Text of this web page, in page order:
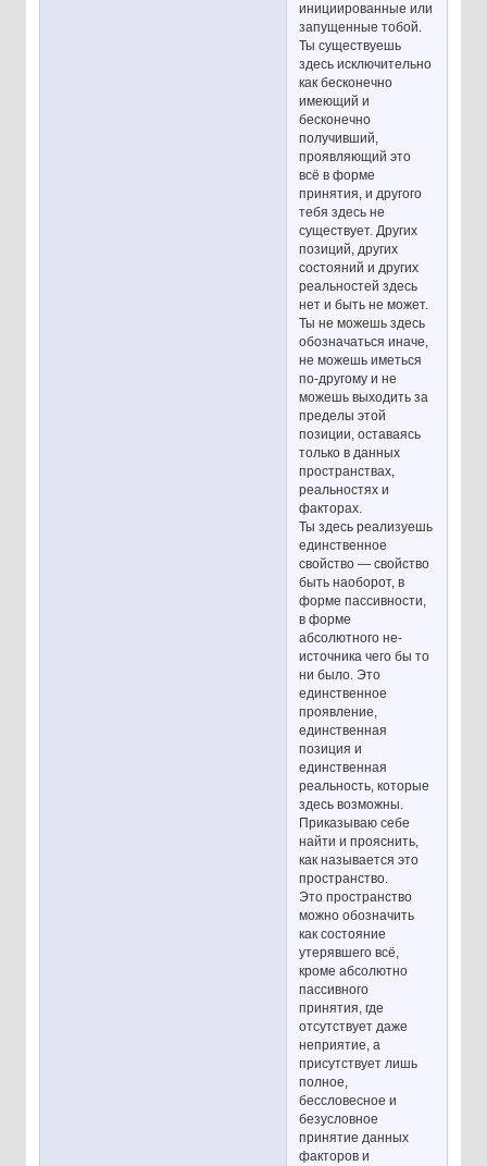
инициированные или
запущенные тобой.
Ты существуешь
здесь исключительно
как бесконечно
имеющий и
бесконечно
получивший,
проявляющий это
всё в форме
принятия, и другого
тебя здесь не
существует. Других
позиций, других
состояний и других
реальностей здесь
нет и быть не может.
Ты не можешь здесь
обозначаться иначе,
не можешь иметься
по-другому и не
можешь выходить за
пределы этой
позиции, оставаясь
только в данных
пространствах,
реальностях и
факторах.
Ты здесь реализуешь
единственное
свойство — свойство
быть наоборот, в
форме пассивности,
в форме
абсолютного не-
источника чего бы то
ни было. Это
единственное
проявление,
единственная
позиция и
единственная
реальность, которые
здесь возможны.
Приказываю себе
найти и прояснить,
как называется это
пространство.
Это пространство
можно обозначить
как состояние
утерявшего всё,
кроме абсолютно
пассивного
принятия, где
отсутствует даже
неприятие, а
присутствует лишь
полное,
бессловесное и
безусловное
принятие данных
факторов и